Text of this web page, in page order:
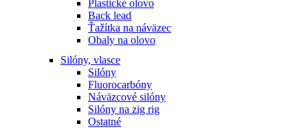
Plastické olovo
Back lead
Ťažítka na náväzec
Obaly na olovo
Silóny, vlasce
Silóny
Fluorocarbóny
Náväzcové silóny
Silóny na zig rig
Ostatné